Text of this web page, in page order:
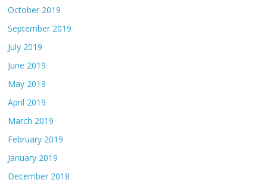
October 2019
September 2019
July 2019
June 2019
May 2019
April 2019
March 2019
February 2019
January 2019
December 2018